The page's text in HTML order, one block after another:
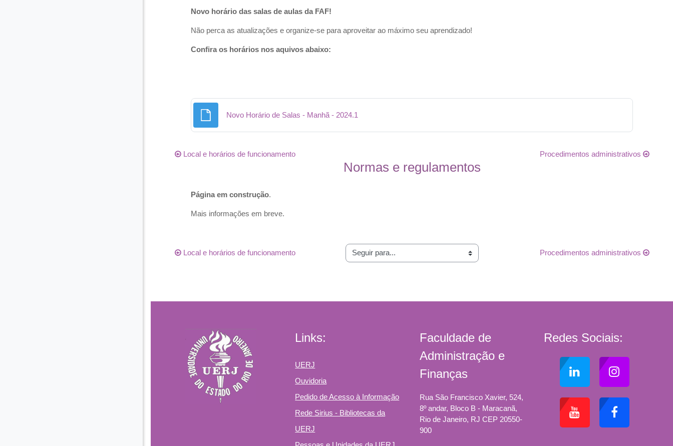
Novo horário das salas de aulas da FAF!
Não perca as atualizações e organize-se para aproveitar ao máximo seu aprendizado!
Confira os horários nos aquivos abaixo:
Novo Horário de Salas - Manhã - 2024.1
Local e horários de funcionamento Procedimentos administrativos
Normas e regulamentos
Página em construção.
Mais informações em breve.
Local e horários de funcionamento Procedimentos administrativos
Links:
UERJ
Ouvidoria
Pedido de Acesso à Informação
Rede Sirius - Bibliotecas da
UERJ
Faculdade de
Administração e
Finanças
Rua São Francisco Xavier, 524,
8º andar, Bloco B - Maracanã,
Rio de Janeiro, RJ CEP 20550-
900
Redes Sociais: